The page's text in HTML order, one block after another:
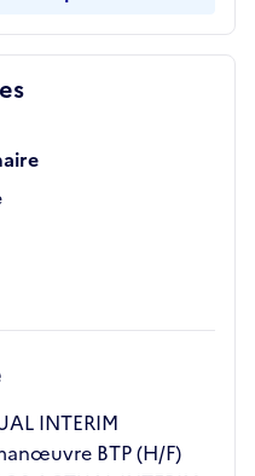
INTERIM
BTP (H/F)